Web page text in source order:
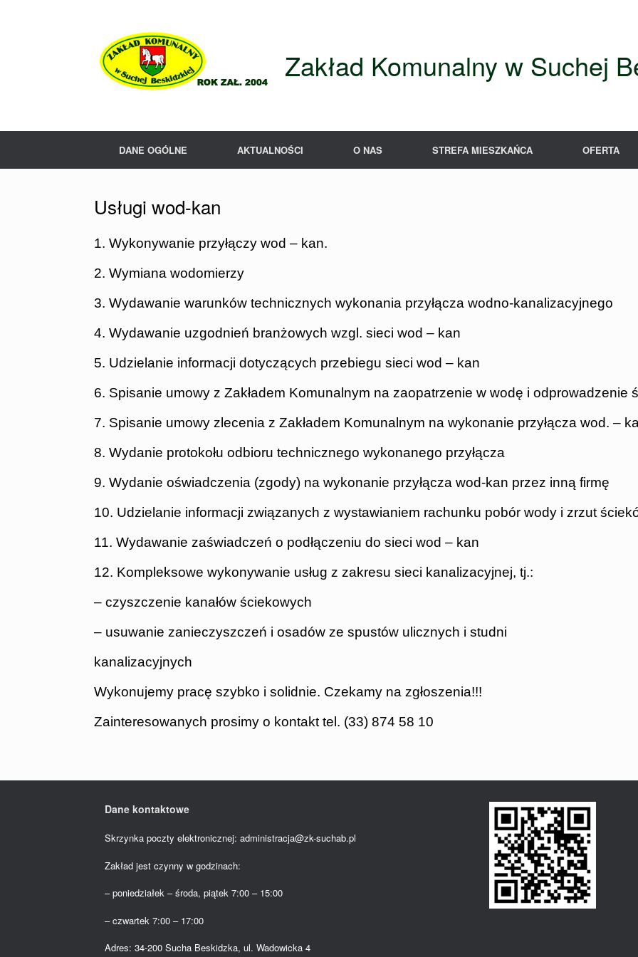
Zakład Komunalny w Suchej
DANE OGÓLNE AKTUALNOŚCI O NAS STREFA MIESZKAŃCA OFERTA
Usługi wod-kan
1. Wykonywanie przyłączy wod – kan.
2. Wymiana wodomierzy
3. Wydawanie warunków technicznych wykonania przyłącza wodno-kanalizacyjnego
4. Wydawanie uzgodnień branżowych wzgl. sieci wod – kan
5. Udzielanie informacji dotyczących przebiegu sieci wod – kan
6. Spisanie umowy z Zakładem Komunalnym na zaopatrzenie w wodę i odprowadzenie
7. Spisanie umowy zlecenia z Zakładem Komunalnym na wykonanie przyłącza wod. –
8. Wydanie protokołu odbioru technicznego wykonanego przyłącza
9. Wydanie oświadczenia (zgody) na wykonanie przyłącza wod-kan przez inną firmę
10. Udzielanie informacji związanych z wystawianiem rachunku pobór wody i zrzut
11. Wydawanie zaświadczeń o podłączeniu do sieci wod – kan
12. Kompleksowe wykonywanie usług z zakresu sieci kanalizacyjnej, tj.:
– czyszczenie kanałów ściekowych
– usuwanie zanieczyszczeń i osadów ze spustów ulicznych i studni
kanalizacyjnych
Wykonujemy pracę szybko i solidnie. Czekamy na zgłoszenia!!!
Zainteresowanych prosimy o kontakt tel. (33) 874 58 10
Dane kontaktowe
Skrzynka poczty elektronicznej: administracja@zk-suchab.pl
Zakład jest czynny w godzinach:
– poniedziałek – środa, piątek 7:00 – 15:00
– czwartek 7:00 – 17:00
Adres: 34-200 Sucha Beskidzka, ul. Wadowicka 4